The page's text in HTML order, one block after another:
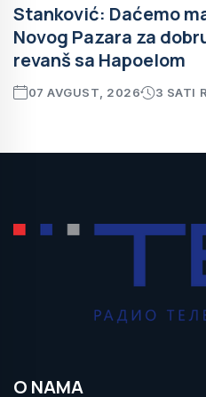
Stanković: Daćemo
Novog Pazara za
revanš sa Hapoelom
07 AVGUST, 2026 3 SATI
O NAMA